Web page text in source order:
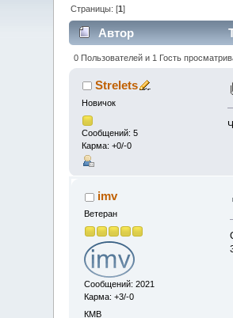
Страницы: [1]
Автор
0 Пользователей и 1 Гость
Strelets
Новичок
Сообщений: 5
Карма: +0/-0
imv
Ветеран
Сообщений: 2021
Карма: +3/-0
КМВ